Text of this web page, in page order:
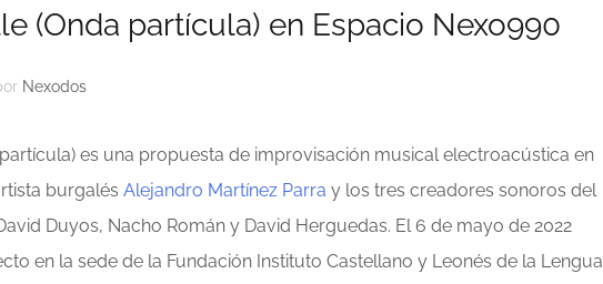
(Onda partícula) en Espacio Nexo990
Nexodos
es una propuesta de improvisación musical electroacústica en
burgalés Alejandro Martínez Parra y los tres creadores sonoros del
Duyos, Nacho Román y David Herguedas. El 6 de mayo de 2022
en la sede de la Fundación Instituto Castellano y Leonés de la Lengua